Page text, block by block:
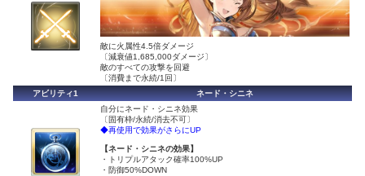
敵に火属性4.5倍ダメージ
〔減衰値1,685,000ダメージ〕
敵のすべての攻撃を回避
〔消費まで永続/1回〕
アビリティ1
ネード・シニネ
自分にネード・シニネ効果
〔固有枠/永続/消去不可〕
◆再使用で効果がさらにUP
【ネード・シニネの効果】
・トリプルアタック確率100%UP
・防御50%DOWN